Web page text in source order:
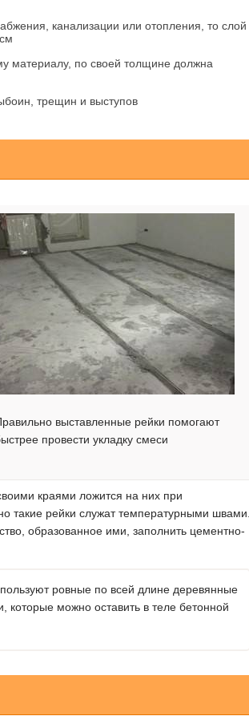
канализации или отопления, то слой
материалу, по своей толщине должна
трещин и выступов
выставленные рейки помогают
провести укладку смеси
краями ложится на них при
такие рейки служат температурными швами.
образованное ими, заполнить цементно-
ровные по всей длине деревянные
которые можно оставить в теле бетонной